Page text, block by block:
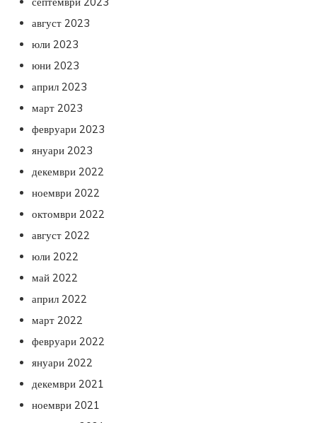
август 2023
юли 2023
юни 2023
април 2023
март 2023
февруари 2023
януари 2023
декември 2022
ноември 2022
октомври 2022
август 2022
юли 2022
май 2022
април 2022
март 2022
февруари 2022
януари 2022
декември 2021
ноември 2021